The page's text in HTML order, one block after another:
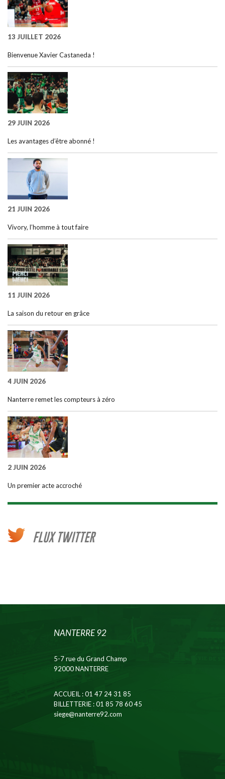
13 JUILLET 2026
Bienvenue Xavier Castaneda !
29 JUIN 2026
Les avantages d’être abonné !
21 JUIN 2026
Vivory, l’homme à tout faire
11 JUIN 2026
La saison du retour en grâce
4 JUIN 2026
Nanterre remet les compteurs à zéro
2 JUIN 2026
Un premier acte accroché
FLUX TWITTER
NANTERRE 92
5-7 rue du Grand Champ
92000 NANTERRE
ACCUEIL: 01 47 24 31 85
BILLETTERIE: 01 85 78 60 45
siege@nanterre92.com